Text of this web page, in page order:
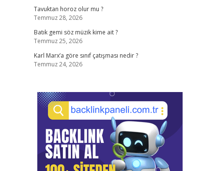
Tavuktan horoz olur mu ?
Temmuz 28, 2026
Batık gemi söz müzik kime ait ?
Temmuz 25, 2026
Karl Marx’a göre sınıf çatışması nedir ?
Temmuz 24, 2026